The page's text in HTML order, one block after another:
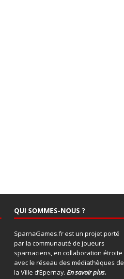
QUI SOMMES-NOUS ?
SparnaGames.fr est un projet porté
par la communauté de joueurs
sparnaciens, en collaboration étroite
avec le réseau des médiathèques de
la Ville d’Epernay. En savoir plus.